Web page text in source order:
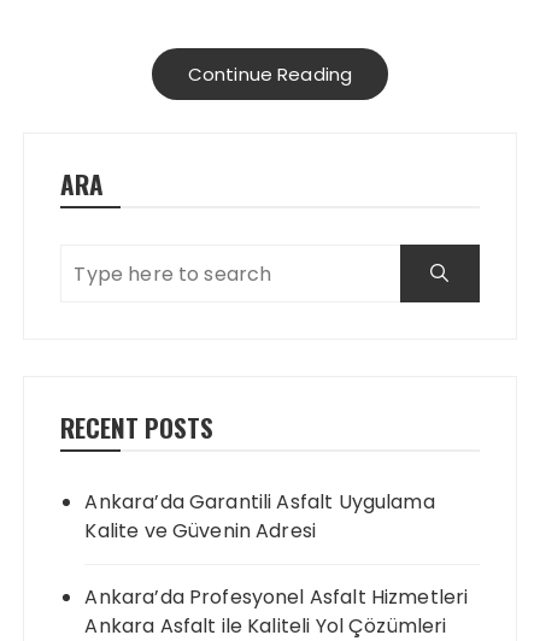
Continue Reading
ARA
RECENT POSTS
Ankara’da Garantili Asfalt Uygulama
Kalite ve Güvenin Adresi
Ankara’da Profesyonel Asfalt Hizmetleri
Ankara Asfalt ile Kaliteli Yol Çözümleri